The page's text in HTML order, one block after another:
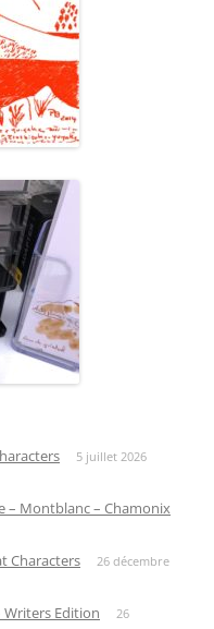
5 juillet 2026
– Montblanc – Chamonix
Characters
26 décembre
Writers Edition
26